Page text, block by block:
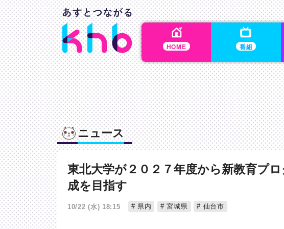
HOME 番組
ニュース
東北大学が２０２７年度から新教育プ
成を目指す
10/22 (水) 18:15 県内 宮城県 仙台市